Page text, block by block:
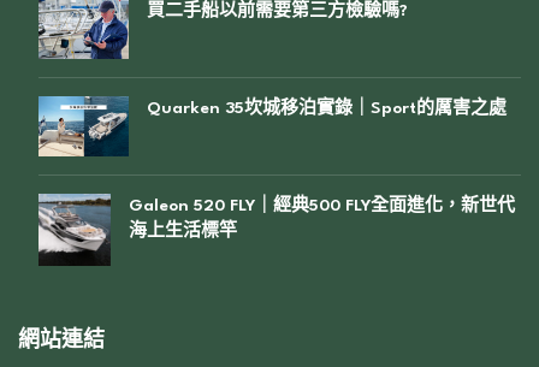
買二手船以前需要第三方檢驗嗎?
Quarken 35坎城移泊實錄｜Sport的厲害之處
Galeon 520 FLY｜經典500 FLY全面進化，新世代
海上生活標竿
網站連結